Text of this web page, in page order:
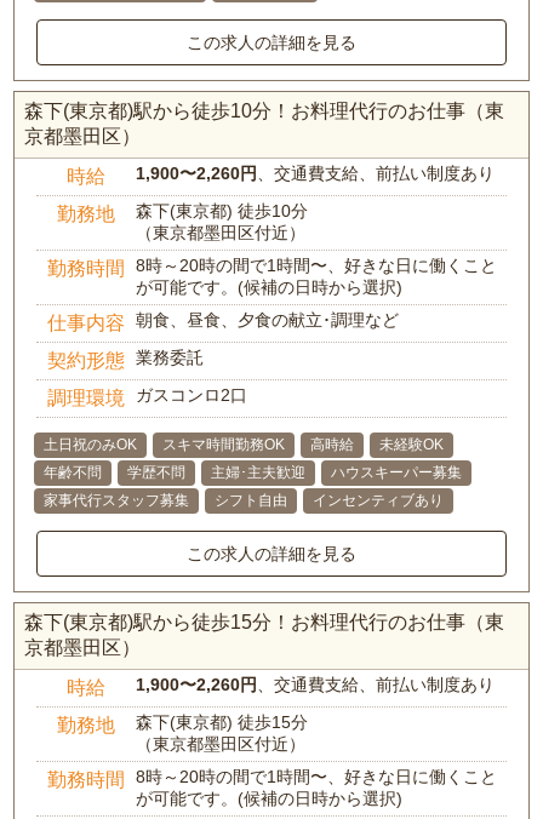
この求人の詳細を見る
森下(東京都)駅から徒歩10分！お料理代行のお仕事（東
京都墨田区）
時給 1,900〜2,260円 、交通費支給、前払い制度あり
勤務地
森下(東京都) 徒歩10分
（東京都墨田区付近）
勤務時間
8時～20時の間で1時間〜、好きな日に働くこと
が可能です。(候補の日時から選択)
仕事内容 朝食、昼食、夕食の献立･調理など
契約形態 業務委託
調理環境 ガスコンロ2口
土日祝のみOK スキマ時間勤務OK 高時給
未経験OK
年齢不問
学歴不問 主婦･主夫歓迎
ハウスキーパー募集
家事代行スタッフ募集
シフト自由 インセンティブあり
この求人の詳細を見る
森下(東京都)駅から徒歩15分！お料理代行のお仕事（東
京都墨田区）
時給 1,900〜2,260円 、交通費支給、前払い制度あり
勤務地
森下(東京都) 徒歩15分
（東京都墨田区付近）
勤務時間
8時～20時の間で1時間〜、好きな日に働くこと
が可能です。(候補の日時から選択)